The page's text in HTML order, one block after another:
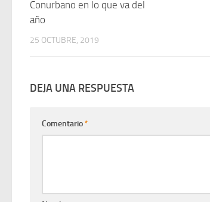
Conurbano en lo que va del
año
25 OCTUBRE, 2019
DEJA UNA RESPUESTA
Comentario*